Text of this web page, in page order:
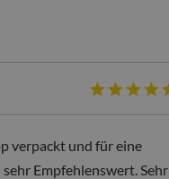
verpackt und für eine
Empfehlenswert. Sehr